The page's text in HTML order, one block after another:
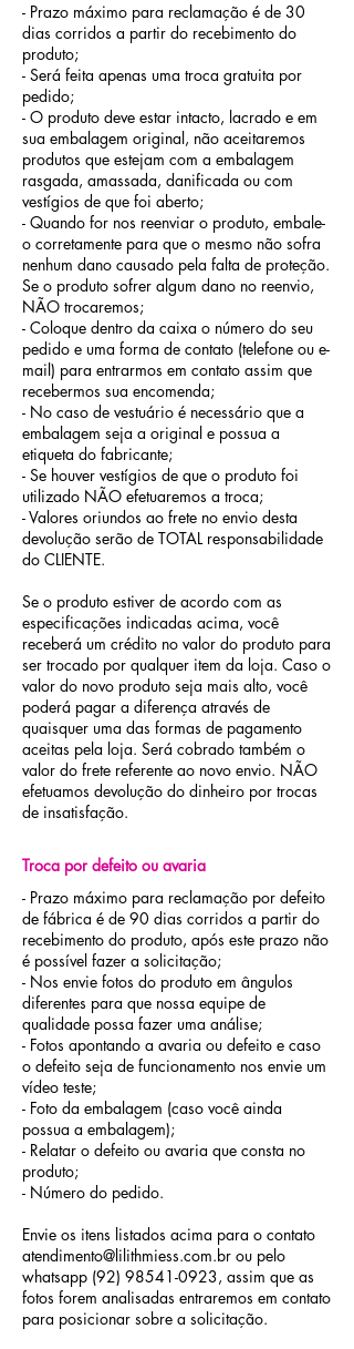
- Prazo máximo para reclamação é de 30
dias corridos a partir do recebimento do
produto;
- Será feita apenas uma troca gratuita por
pedido;
- O produto deve estar intacto, lacrado e em
sua embalagem original, não aceitaremos
produtos que estejam com a embalagem
rasgada, amassada, danificada ou com
vestígios de que foi aberto;
- Quando for nos reenviar o produto, embale-
o corretamente para que o mesmo não sofra
nenhum dano causado pela falta de proteção.
Se o produto sofrer algum dano no reenvio,
NÃO trocaremos;
- Coloque dentro da caixa o número do seu
pedido e uma forma de contato (telefone ou e-
mail) para entrarmos em contato assim que
recebermos sua encomenda;
- No caso de vestuário é necessário que a
embalagem seja a original e possua a
etiqueta do fabricante;
- Se houver vestígios de que o produto foi
utilizado NÃO efetuaremos a troca;
- Valores oriundos ao frete no envio desta
devolução serão de TOTAL responsabilidade
do CLIENTE.
Se o produto estiver de acordo com as
especificações indicadas acima, você
receberá um crédito no valor do produto para
ser trocado por qualquer item da loja. Caso o
valor do novo produto seja mais alto, você
poderá pagar a diferença através de
quaisquer uma das formas de pagamento
aceitas pela loja. Será cobrado também o
valor do frete referente ao novo envio. NÃO
efetuamos devolução do dinheiro por trocas
de insatisfação.
Troca por defeito ou avaria
- Prazo máximo para reclamação por defeito
de fábrica é de 90 dias corridos a partir do
recebimento do produto, após este prazo não
é possível fazer a solicitação;
- Nos envie fotos do produto em ângulos
diferentes para que nossa equipe de
qualidade possa fazer uma análise;
- Fotos apontando a avaria ou defeito e caso
o defeito seja de funcionamento nos envie um
vídeo teste;
- Foto da embalagem (caso você ainda
possua a embalagem);
- Relatar o defeito ou avaria que consta no
produto;
- Número do pedido.
Envie os itens listados acima para o contato
atendimento@lilithmiess.com.br ou pelo
whatsapp (92) 98541-0923, assim que as
fotos forem analisadas entraremos em contato
para posicionar sobre a solicitação.